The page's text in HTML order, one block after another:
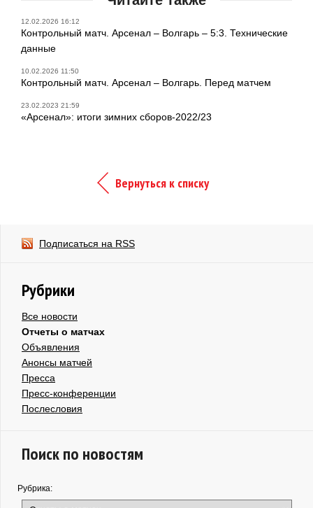
12.02.2026 16:12
Контрольный матч. Арсенал – Волгарь – 5:3. Технические
данные
10.02.2026 11:50
Контрольный матч. Арсенал – Волгарь. Перед матчем
23.02.2023 21:59
«Арсенал»: итоги зимних сборов-2022/23
Вернуться к списку
Подписаться на RSS
Рубрики
Все новости
Отчеты о матчах
Объявления
Анонсы матчей
Пресса
Пресс-конференции
Послесловия
Поиск по новостям
Рубрика: